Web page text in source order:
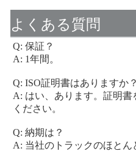
よくある質問
Q: 保証？
A: 1年間。
Q: ISO証明書はありますか？
A: はい、あります。証明
ください。
Q: 納期は？
A: 当社のトラックのほと